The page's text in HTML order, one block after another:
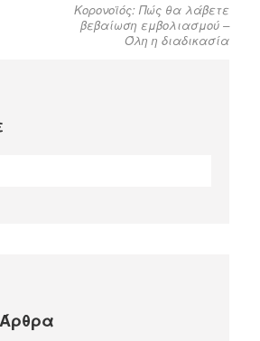
Κορονοϊός: Πώς θα λάβετε
βεβαίωση εμβολιασμού –
Όλη η διαδικασία